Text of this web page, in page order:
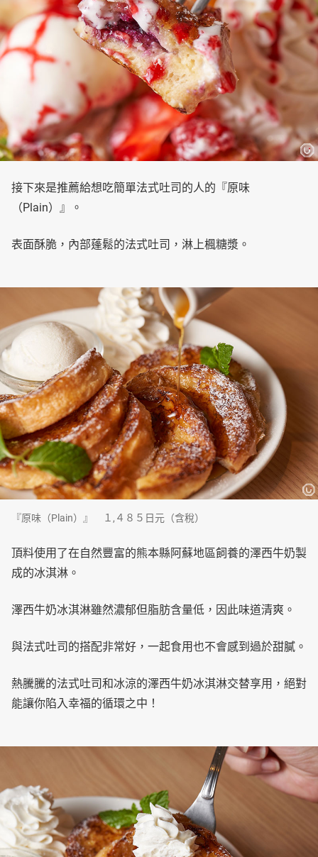
接下來是推薦給想吃簡單法式吐司的人的『原味
（Plain）』。
表面酥脆，內部蓬鬆的法式吐司，淋上楓糖漿。
『原味（Plain）』 １,４８５日元（含稅）
頂料使用了在自然豐富的熊本縣阿蘇地區飼養的澤西牛奶製
成的冰淇淋。
澤西牛奶冰淇淋雖然濃郁但脂肪含量低，因此味道清爽。
與法式吐司的搭配非常好，一起食用也不會感到過於甜膩。
熱騰騰的法式吐司和冰涼的澤西牛奶冰淇淋交替享用，絕對
能讓你陷入幸福的循環之中！